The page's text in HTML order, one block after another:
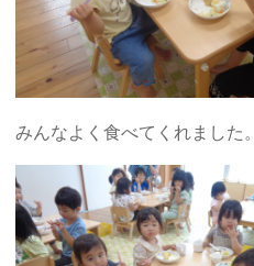
みんなよく食べてくれました。